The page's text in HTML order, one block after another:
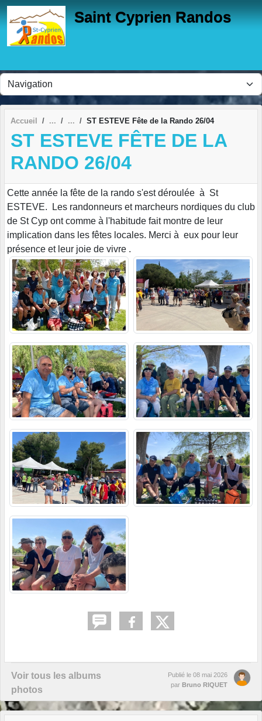
Saint Cyprien Randos
Accueil ST ESTEVE Fête de la Rando 26/04
ST ESTEVE FÊTE DE LA
RANDO 26/04
Cette année la fête de la rando s'est déroulée à St
ESTEVE. Les randonneurs et marcheurs nordiques du club
de St Cyp ont comme à l'habitude fait montre de leur
implication dans les fêtes locales. Merci à eux pour leur
présence et leur joie de vivre .
Voir tous les albums
photos
Publié le 08 mai 2026
par Bruno RIQUET
Panneau de gestion des cookies